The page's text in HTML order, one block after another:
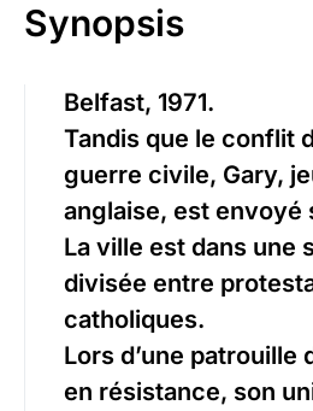
Synopsis
Belfast, 1971.
Tandis que le conflit
guerre civile, Gary,
anglaise, est envoyé
La ville est dans une
divisée entre
catholiques.
Lors d’une patrouille
en résistance, son